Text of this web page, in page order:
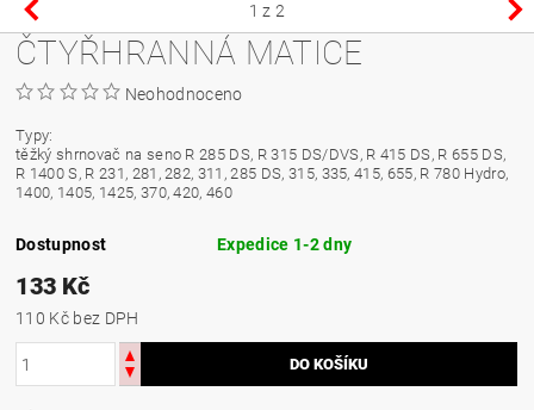
1 z 2
ČTYŘHRANNÁ MATICE
Neohodnoceno
Typy:
těžký shrnovač na seno R 285 DS, R 315 DS/DVS, R 415 DS, R 655 DS,
R 1400 S, R 231, 281, 282, 311, 285 DS, 315, 335, 415, 655, R 780 Hydro,
1400, 1405, 1425, 370, 420, 460
Dostupnost Expedice 1-2 dny
133 Kč
110 Kč bez DPH